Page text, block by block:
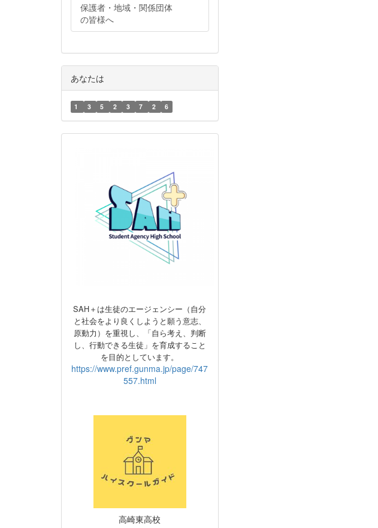
保護者・地域・関係団体
の皆様へ
あなたは
1 3 5 2 3 7 2 6
SAH＋は生徒のエージェンシー（自分
と社会をより良くしようと願う意志、
原動力） を重視し、
「自ら考え、判断
し、行動できる生徒」を育成すること
を目的としています。
https://www.pref.gunma.jp/page/747
557.html
高崎東高校